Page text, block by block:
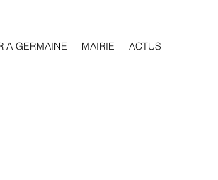
A GERMAINE MAIRIE ACTUS